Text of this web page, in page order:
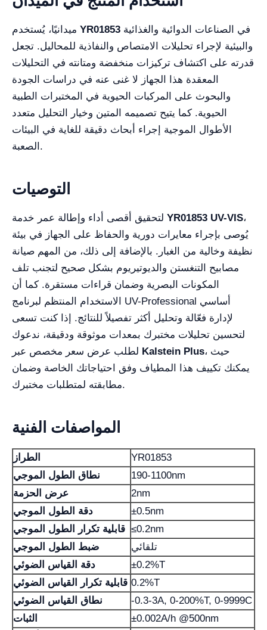
YR01853
والبيئية لإجراء تحليلات الامتصاص والنفاذية للمحاليل. تجعل
قدرته على اكتشاف تركيزات منخفضة ومتانته في التحليلات
المعقدة هذا الجهاز لا غنى عنه في دراسات الجودة
والبحوث على المركبات الحيوية في المختبرات الطبية
الحيوية. كما يتيح تصميمه المتين وخيار التحليل متعدد
الأطوال الموجية إجراء أبحاث دقيقة للغاية في البيئات
الصعبة.
التوصيات
YR01853 UV-VIS،
يُوصى بإجراء معايرات دورية والحفاظ على الجهاز في بيئة
نظيفة وخالية من الغبار. بالإضافة إلى ذلك، من المهم صيانة
مصابيح التنغستن والديوتيريوم بشكل صحيح لتجنب تلف
المكونات البصرية وضمان قراءات مستقرة. كما أن
الاستخدام المنتظم لبرنامج UV-Professional أساسي
لإدارة فعّالة وتحليل أكثر تفصيلاً للنتائج. إذا كنت تسعى
لتحسين تحليلات مختبرك بمعدات موثوقة ودقيقة، ندعوك
Kalstein Plus، حيث
يمكنك تكييف هذا المطياف وفق احتياجاتك الخاصة وضمان
مطابقته لمتطلبات مختبرك.
المواصفات الفنية
الطراز
YR01853
نطاق الطول الموجي
190-1100nm
عرض الحزمة
2nm
دقة الطول الموجي
±0.5nm
قابلية تكرار الطول الموجي ≤0.2nm
ضبط الطول الموجي
تلقائي
دقة القياس الضوئي
±0.2%T
قابلية تكرار القياس الضوئي 0.2%T
نطاق القياس الضوئي
-0.3-3A, 0-200%T, 0-9999C
الثبات
±0.002A/h @500nm